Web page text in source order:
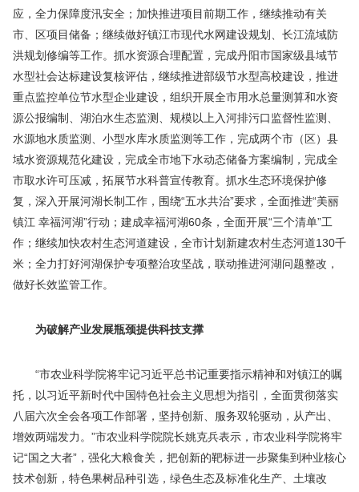
应，全力保障度汛安全；加快推进项目前期工作，继续推动有关
市、区项目储备；继续做好镇江市现代水网建设规划、长江流域防
洪规划修编等工作。抓水资源合理配置，完成丹阳市国家级县域节
水型社会达标建设复核评估，继续推进部级节水型高校建设，推进
重点监控单位节水型企业建设，组织开展全市用水总量测算和水资
源公报编制、湖泊水生态监测、规模以上入河排污口监督性监测、
水源地水质监测、小型水库水质监测等工作，完成两个市（区）县
域水资源规范化建设，完成全市地下水动态储备方案编制，完成全
市取水许可压减，拓展节水科普宣传教育。抓水生态环境保护修
复，深入开展河湖长制工作，围绕“五水共治”要求，全面推进“美丽
镇江 幸福河湖”行动；建成幸福河湖60条，全面开展“三个清单”工
作；继续加快农村生态河道建设，全市计划新建农村生态河道130千
米；全力打好河湖保护专项整治攻坚战，联动推进河湖问题整改，
做好长效监管工作。
为破解产业发展瓶颈提供科技支撑
“市农业科学院将牢记习近平总书记重要指示精神和对镇江的嘱
托，以习近平新时代中国特色社会主义思想为指引，全面贯彻落实
八届六次全会各项工作部署，坚持创新、服务双轮驱动，从产出、
增效两端发力。”市农业科学院院长姚克兵表示，市农业科学院将牢
记“国之大者”，强化大粮食关，把创新的靶标进一步聚集到种业核心
技术创新，特色果树品种引选，绿色生态及标准化生产、土壤改